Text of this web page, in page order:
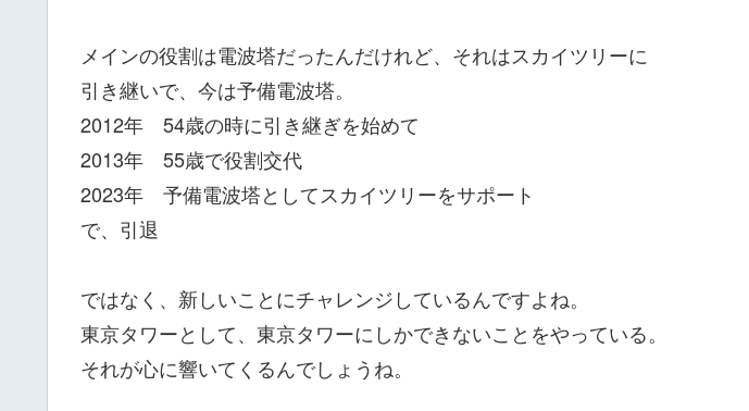
メインの役割は電波塔だったんだけれど、それはスカイツリーに
引き継いで、今は予備電波塔。
2012年 54歳の時に引き継ぎを始めて
2013年 55歳で役割交代
2023年 予備電波塔としてスカイツリーをサポート
で、引退
ではなく、新しいことにチャレンジしているんですよね。
東京タワーとして、東京タワーにしかできないことをやっている。
それが心に響いてくるんでしょうね。